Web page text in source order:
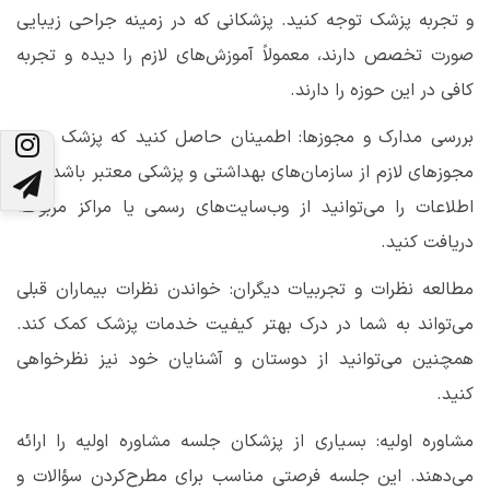
و تجربه پزشک توجه کنید. پزشکانی که در زمینه جراحی زیبایی
صورت تخصص دارند، معمولاً آموزش‌های لازم را دیده و تجربه
کافی در این حوزه را دارند.
بررسی مدارک و مجوزها: اطمینان حاصل کنید که پزشک دارای
مجوزهای لازم از سازمان‌های بهداشتی و پزشکی معتبر باشد. این
اطلاعات را می‌توانید از وب‌سایت‌های رسمی یا مراکز مربوطه
دریافت کنید.
مطالعه نظرات و تجربیات دیگران: خواندن نظرات بیماران قبلی
می‌تواند به شما در درک بهتر کیفیت خدمات پزشک کمک کند.
همچنین می‌توانید از دوستان و آشنایان خود نیز نظرخواهی
کنید.
مشاوره اولیه: بسیاری از پزشکان جلسه مشاوره اولیه را ارائه
می‌دهند. این جلسه فرصتی مناسب برای مطرح‌کردن سؤالات و